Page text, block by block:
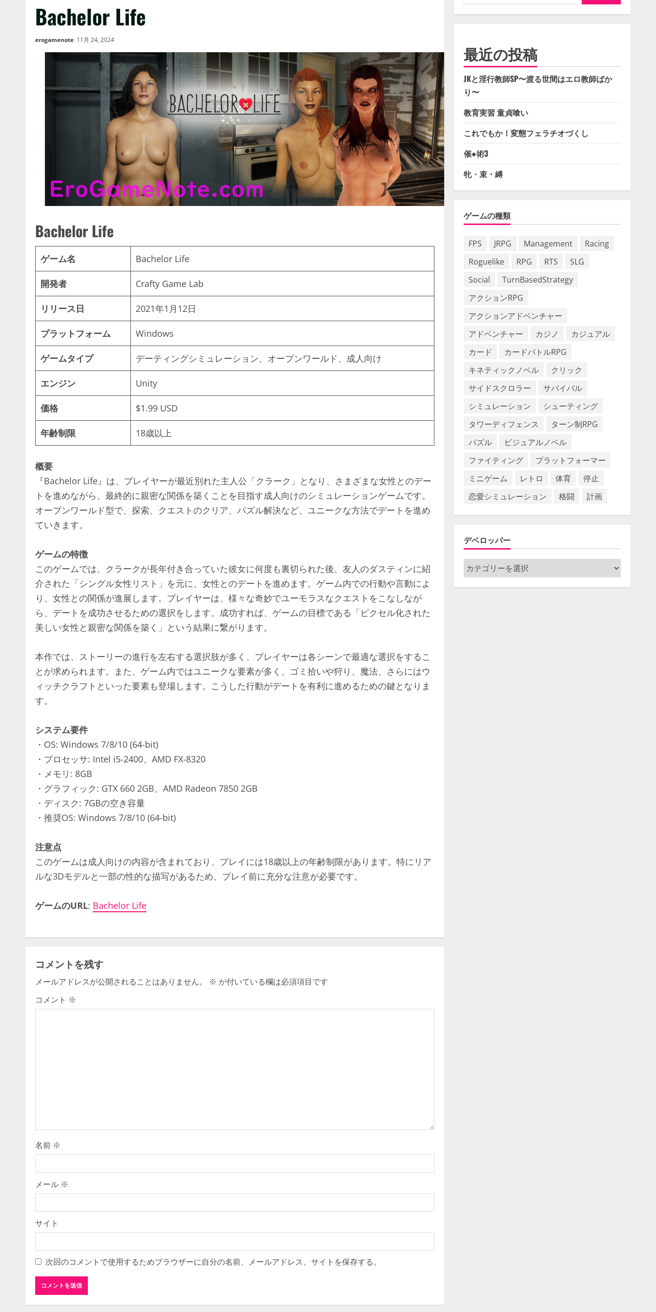
Bachelor Life
erogamenote 11月 24, 2024
Bachelor Life
ゲーム名 Bachelor Life
開発者 Crafty Game Lab
リリース日 2021年1月12日
プラットフォーム Windows
ゲームタイプ デーティングシミュレーション、オープンワールド、成人向け
エンジン Unity
価格 $1.99 USD
年齢制限 18歳以上
概要
『Bachelor Life』は、プレイヤーが最近別れた主人公「クラーク」となり、さまざまな女性とのデー
トを進めながら、最終的に親密な関係を築くことを目指す成人向けのシミュレーションゲームです。
オープンワールド型で、探索、クエストのクリア、パズル解決など、ユニークな方法でデートを進め
ていきます。
ゲームの特徴
このゲームでは、クラークが長年付き合っていた彼女に何度も裏切られた後、友人のダスティンに紹
介された「シングル女性リスト」を元に、女性とのデートを進めます。ゲーム内での行動や言動によ
り、女性との関係が進展します。プレイヤーは、様々な奇妙でユーモラスなクエストをこなしなが
ら、デートを成功させるための選択をします。成功すれば、ゲームの目標である「ピクセル化された
美しい女性と親密な関係を築く」という結果に繋がります。
本作では、ストーリーの進行を左右する選択肢が多く、プレイヤーは各シーンで最適な選択をするこ
とが求められます。また、ゲーム内ではユニークな要素が多く、ゴミ拾いや狩り、魔法、さらにはウ
ィッチクラフトといった要素も登場します。こうした行動がデートを有利に進めるための鍵となりま
す。
システム要件
・OS: Windows 7/8/10 (64-bit)
・プロセッサ: Intel i5-2400、AMD FX-8320
・メモリ: 8GB
・グラフィック: GTX 660 2GB、AMD Radeon 7850 2GB
・ディスク: 7GBの空き容量
・推奨OS: Windows 7/8/10 (64-bit)
注意点
このゲームは成人向けの内容が含まれており、プレイには18歳以上の年齢制限があります。特にリア
ルな3Dモデルと一部の性的な描写があるため、プレイ前に充分な注意が必要です。
ゲームのURL: Bachelor Life
コメントを残す
メールアドレスが公開されることはありません。 ※ が付いている欄は必須項目です
コメント ※
名前 ※
メール ※
サイト
次回のコメントで使用するためブラウザーに自分の名前、メールアドレス、サイトを保存する。
索:
最近の投稿
JKと淫行教師SP〜渡る世間はエロ教師ばか
り〜
教育実習 童貞喰い
これでもか！変態フェラチオづくし
催●術3
牝・束・縛
ゲームの種類
FPS JRPG Management
Racing
Roguelike
RPG RTS
SLG
Social
TurnBasedStrategy
アクションRPG
アクションアドベンチャー
アドベンチャー
カジノ
カジュアル
カード
カードバトルRPG
キネティックノベル
クリック
サイドスクロラー
サバイバル
シミュレーション
シューティング
タワーディフェンス
ターン制RPG
パズル
ビジュアルノベル
ファイティング
プラットフォーマー
ミニゲーム
レトロ 体育
停止
恋愛シミュレーション
格闘 計画
デベロッパー
デ
ベ